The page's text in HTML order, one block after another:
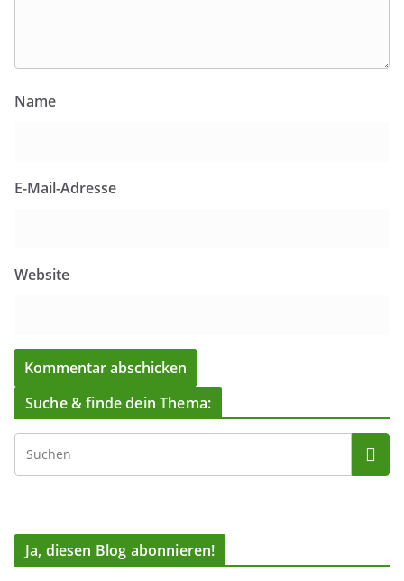
Name
E-Mail-Adresse
Website
Suche & finde dein Thema:
Ja, diesen Blog abonnieren!